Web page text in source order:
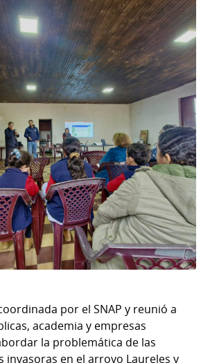
por el SNAP y reunió a
academia y empresas
la problemática de las
invasoras en el arroyo Laureles y